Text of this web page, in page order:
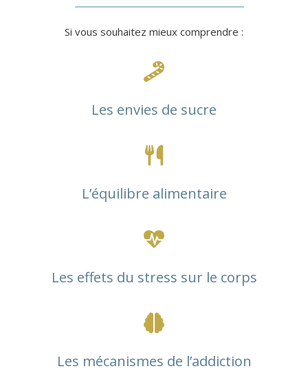
Si vous souhaitez mieux comprendre :
Les envies de sucre
L’équilibre alimentaire
Les effets du stress sur le corps
Les mécanismes de l’addiction